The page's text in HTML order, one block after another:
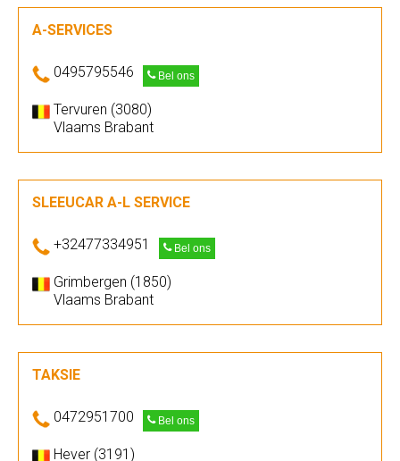
A-SERVICES
0495795546 Bel ons
Tervuren (3080)
Vlaams Brabant
SLEEUCAR A-L SERVICE
+32477334951 Bel ons
Grimbergen (1850)
Vlaams Brabant
TAKSIE
0472951700 Bel ons
Hever (3191)